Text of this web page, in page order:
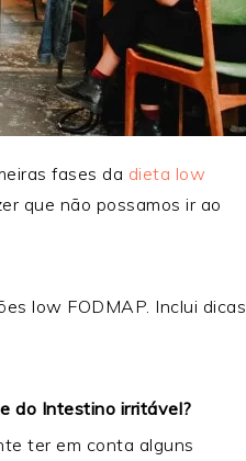
fases da dieta low
que não possamos ir ao
low FODMAP. Inclui dicas
do Intestino irritável?
ter em conta alguns